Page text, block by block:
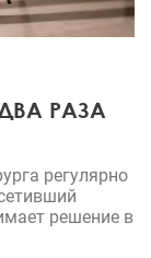
РАЗА
регулярно
решение в